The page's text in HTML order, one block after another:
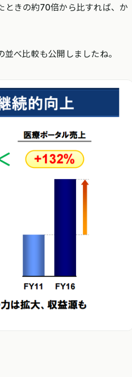
ときの約70倍から比すれば、か
べ比較も公開しましたね。